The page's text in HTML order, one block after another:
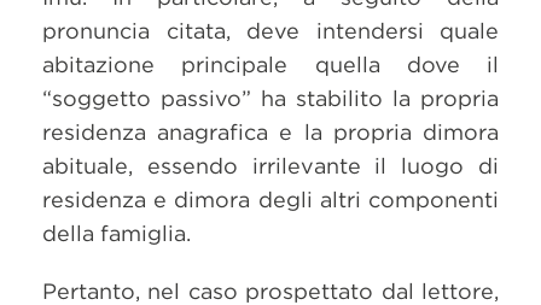
pronuncia citata, deve intendersi quale
abitazione principale quella dove il
“soggetto passivo” ha stabilito la propria
residenza anagrafica e la propria dimora
abituale, essendo irrilevante il luogo di
residenza e dimora degli altri componenti
della famiglia.
Pertanto, nel caso prospettato dal lettore,